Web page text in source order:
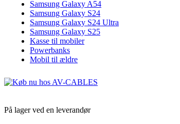
Samsung Galaxy A54
Samsung Galaxy S24
Samsung Galaxy S24 Ultra
Samsung Galaxy S25
Kasse til mobiler
Powerbanks
Mobil til ældre
På lager ved en leverandør